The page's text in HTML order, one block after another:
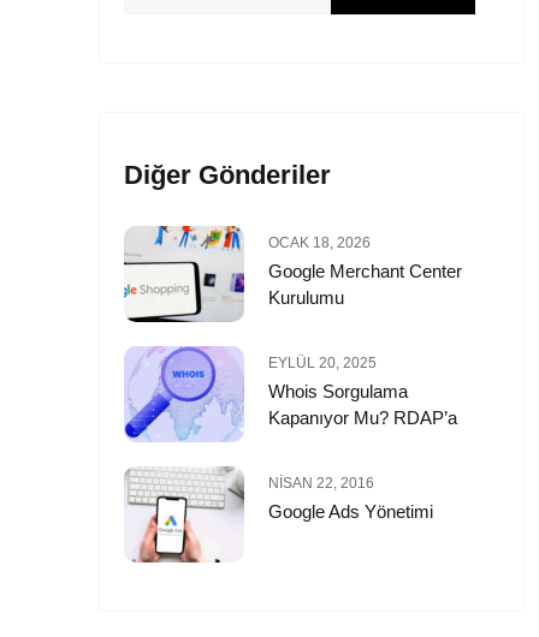
Diğer Gönderiler
OCAK 18, 2026
Google Merchant Center
Kurulumu
EYLÜL 20, 2025
Whois Sorgulama
Kapanıyor Mu? RDAP’a
NISAN 22, 2016
Google Ads Yönetimi